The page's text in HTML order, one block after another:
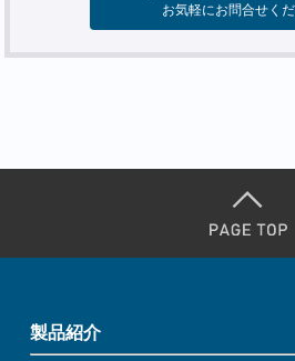
お気軽にお問合せくだ
製品紹介